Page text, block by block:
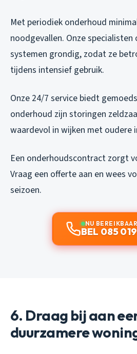
Met periodiek onderhoud
noodgevallen. Onze
systemen grondig, zodat ze
tijdens intensief gebruik.
Onze 24/7 service biedt
onderhoud zijn storingen
waardevol in wijken met oudere
Een onderhoudscontract zorgt
Vraag een offerte aan en wees
seizoen.
NU BEREIKBAAR
BEL 085
6. Draag bij aan
duurzamere